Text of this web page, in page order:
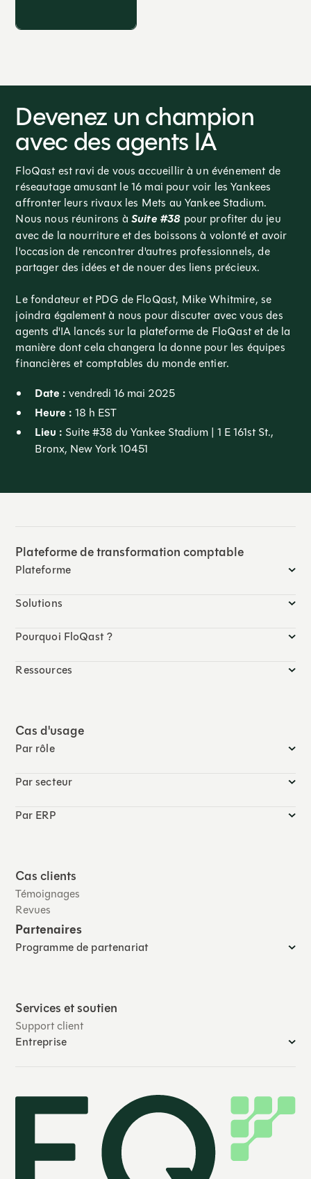
Devenez un champion
avec des agents IA
FloQast est ravi de vous accueillir à un événement de
réseautage amusant le 16 mai pour voir les Yankees
affronter leurs rivaux les Mets au Yankee Stadium.
Nous nous réunirons à Suite #38 pour profiter du jeu
avec de la nourriture et des boissons à volonté et avoir
l'occasion de rencontrer d'autres professionnels, de
partager des idées et de nouer des liens précieux.
Le fondateur et PDG de FloQast, Mike Whitmire, se
joindra également à nous pour discuter avec vous des
agents d'IA lancés sur la plateforme de FloQast et de la
manière dont cela changera la donne pour les équipes
financières et comptables du monde entier.
Date :vendredi 16 mai 2025
Heure :18 h EST
Lieu : Suite #38 du Yankee Stadium | 1 E 161st St.,
Bronx, New York 10451
Plateforme de transformation comptable
Plateforme
Solutions
Pourquoi FloQast ?
Ressources
Cas d'usage
Par rôle
Par secteur
Par ERP
Cas clients
Témoignages
Revues
Partenaires
Programme de partenariat
Services et soutien
Support client
Entreprise